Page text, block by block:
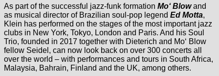
As part of the successful jazz-funk formation Mo‘ Blowand
as musical director of Brazilian soul-pop legend Ed Motta,
Klein has performed on the stages of the most important jazz
clubs in New York, Tokyo, London and Paris. And his Soul
Trio, founded in 2017 together with Dieterich and Mo‘ Blow
fellow Seidel, can now look back on over 300 concerts all
over the world – with performances and tours in South Africa,
Malaysia, Bahrain, Finland and the UK, among others.